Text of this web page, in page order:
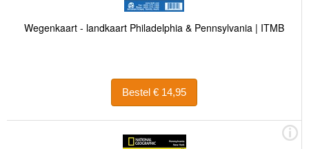
Wegenkaart - landkaart Philadelphia & Pennsylvania | ITMB
Bestel € 14,95